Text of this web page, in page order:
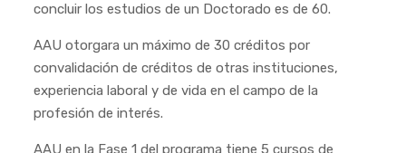
concluir los estudios de un Doctorado es de 60.
AAU otorgara un máximo de 30 créditos por
convalidación de créditos de otras instituciones,
experiencia laboral y de vida en el campo de la
profesión de interés.